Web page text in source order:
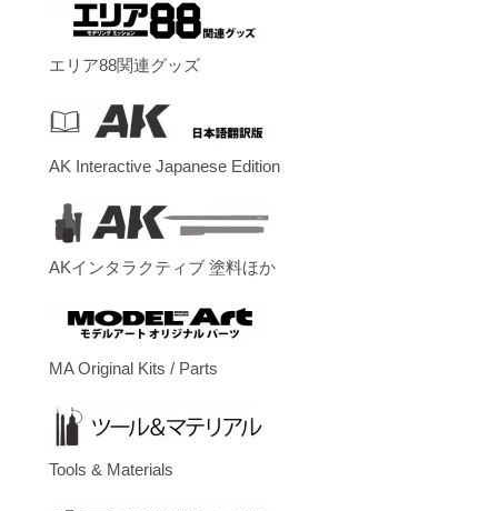
エリア88関連グッズ
AK Interactive Japanese Edition
AKインタラクティブ 塗料ほか
MA Original Kits / Parts
Tools & Materials